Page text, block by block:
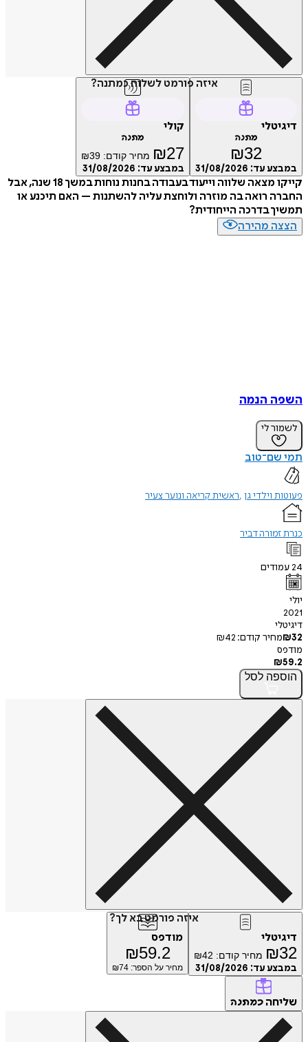
איזה פורמט לשלוח כמתנה?
דיגיטלי
מתנה
₪32
במבצע עד: 31/08/2026
קולי
מתנה
₪27 מחיר קודם: ₪39
במבצע עד: 31/08/2026
קייקו מצאה שלווה וייעוד בעבודה בחנות נוחות במשך 18 שנה, אבל
החברה רואה בה מוזרה ולוחצת עליה להשתנות – האם תיכנע או
תמשיך בדרכה הייחודית?
הצצה מהירה
השפה הנמה
לשמור לי
תמי שם־טוב
פעוטות וילדי גן ראשית קריאה ונוער צעיר
כנרת זמורה דביר
24עמודים
יולי
2021
דיגיטלי
₪32 מחיר קודם: ₪42
מודפס
₪59.2
הוספה לסל
איזה פורמט בא לך?
דיגיטלי
₪32 מחיר קודם: ₪42
במבצע עד: 31/08/2026
מודפס
₪59.2
מחיר על הספר: ₪ 74
שליחה כמתנה